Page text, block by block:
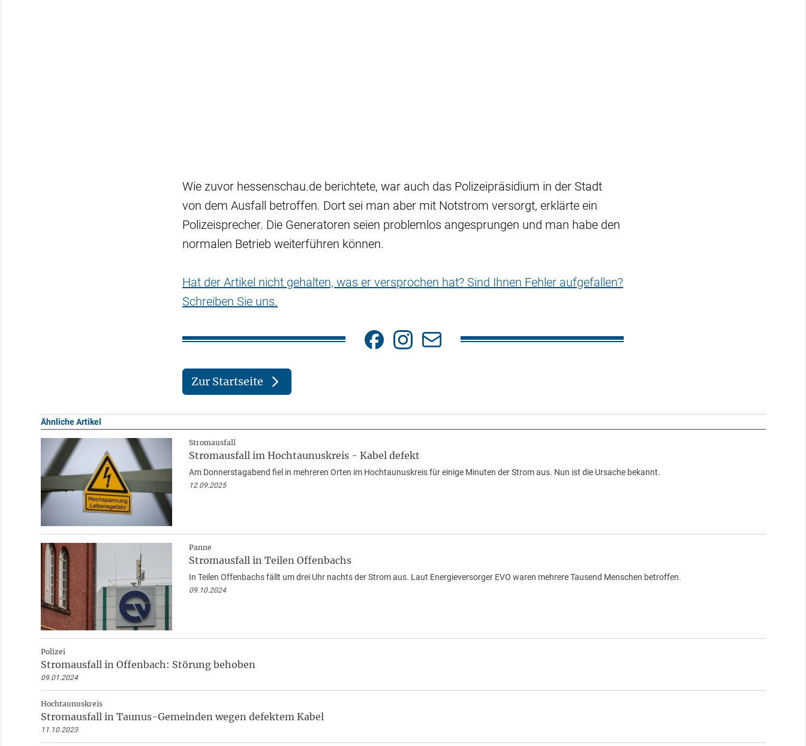
Wie zuvor hessenschau.de berichtete, war auch das Polizeipräsidium in der Stadt
von dem Ausfall betroffen. Dort sei man aber mit Notstrom versorgt, erklärte ein
Polizeisprecher. Die Generatoren seien problemlos angesprungen und man habe den
normalen Betrieb weiterführen können.
Hat der Artikel nicht gehalten, was er versprochen hat? Sind Ihnen Fehler aufgefallen?
Schreiben Sie uns.
Zur Startseite
Ähnliche Artikel
Stromausfall
Stromausfall im Hochtaunuskreis - Kabel defekt
Am Donnerstagabend fiel in mehreren Orten im Hochtaunuskreis für einige Minuten der Strom aus. Nun ist die Ursache bekannt.
12.09.2025
Panne
Stromausfall in Teilen Offenbachs
In Teilen Offenbachs fällt um drei Uhr nachts der Strom aus. Laut Energieversorger EVO waren mehrere Tausend Menschen betroffen.
09.10.2024
Polizei
Stromausfall in Offenbach: Störung behoben
09.01.2024
Hochtaunuskreis
Stromausfall in Taunus-Gemeinden wegen defektem Kabel
11.10.2023